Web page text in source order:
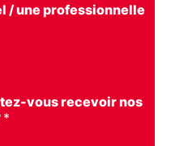
/ une professionnelle
vous recevoir nos
*